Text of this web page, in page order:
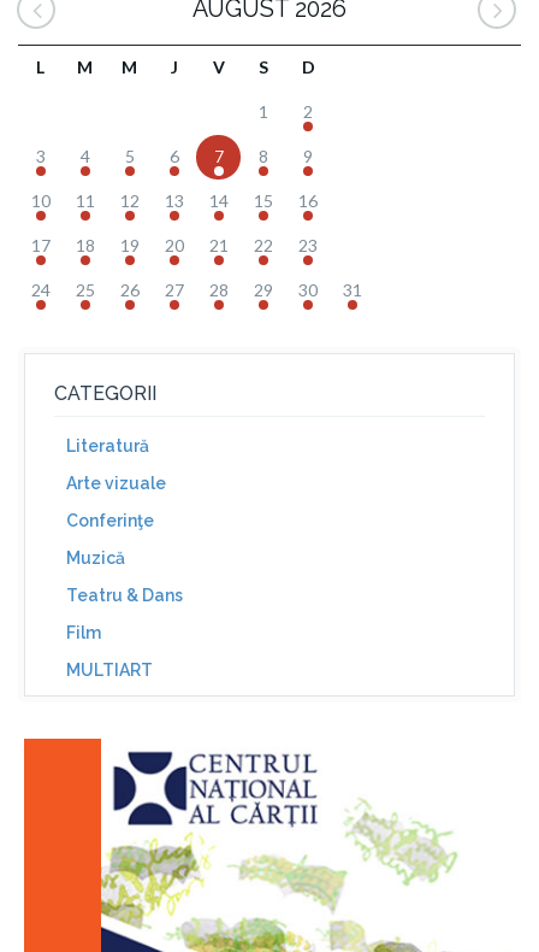
AUGUST 2026
L M M J V S D
1 2
3 4 5 6 7 8 9
10 11 12 13 14 15 16
17 18 19 20 21 22 23
24 25 26 27 28 29 30 31
CATEGORII
Literatură
Arte vizuale
Conferinţe
Muzică
Teatru & Dans
Film
MULTIART